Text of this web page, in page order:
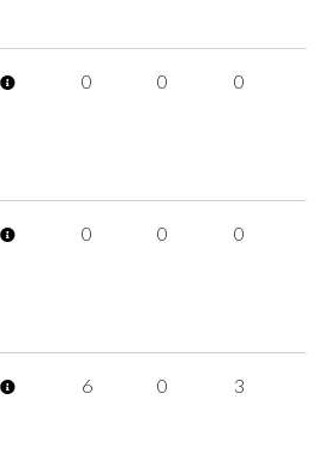
0 0 0
0 0 0
6 0 3